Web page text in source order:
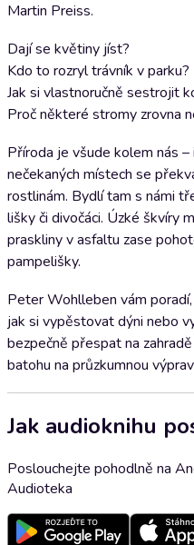
Martin Preiss.
Dají se květiny jíst?
Kdo to rozryl trávník v parku?
Jak si vlastnoručně sestrojit
Proč některé stromy zrovna
Příroda je všude kolem nás
nečekaných místech se
rostlinám. Bydlí tam s námi
lišky či divočáci. Úzké škvíry
praskliny v asfaltu zase
pampelišky.
Peter Wohlleben vám
jak si vypěstovat dýni nebo
bezpečně přespat na
batohu na průzkumnou
Jak audioknihu
Poslouchejte pohodlně na
Audioteka